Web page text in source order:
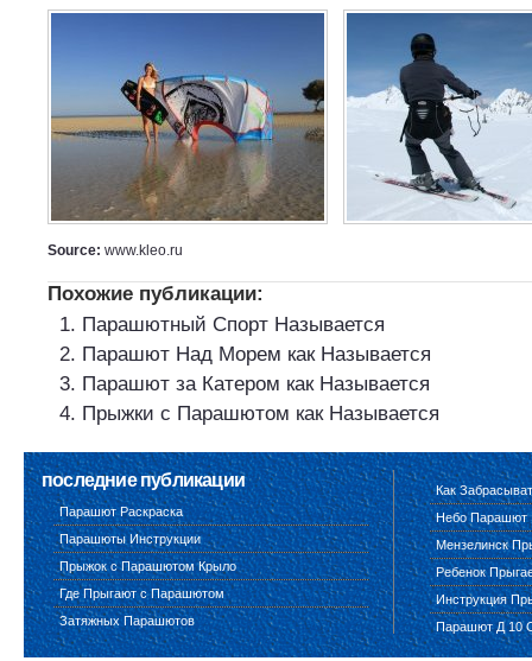
Source: www.kleo.ru
Похожие публикации:
Парашютный Спорт Называется
Парашют Над Морем как Называется
Парашют за Катером как Называется
Прыжки с Парашютом как Называется
последние публикации
Парашют Раскраска
Парашюты Инструкции
Прыжок с Парашютом Крыло
Где Прыгают с Парашютом
Затяжных Парашютов
Как
Небо Парашют
Мензелинск
Ребенок
Инструкция
Парашют Д 10